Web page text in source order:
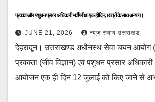
प्रवक्ता और पशुधन प्रसार अधिकारी भर्ती परीक्षा एक ही दिन, छात्रों के साथ अन्याय।
JUNE 21, 2026 न्यूज़ संवाद उत्तराखंड
देहरादून। उत्तराखण्ड अधीनस्थ सेवा चयन आयोग
प्रवक्ता (जीव विज्ञान) एवं पशुधन प्रसार अधिकारी
आयोजन एक ही दिन 12 जुलाई को किए जाने से